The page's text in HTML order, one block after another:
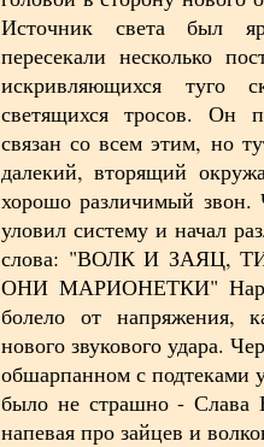
Источник света был
пересекали несколько
искривляющихся туго
светящихся тросов. Он
связан со всем этим, но
далекий, вторящий
хорошо различимый звон.
уловил систему и начал
слова: "ВОЛК И ЗАЯЦ,
ОНИ МАРИОНЕТКИ"
болело от напряжения,
нового звукового удара.
обшарпанном с подтеками
было не страшно -
напевая про зайцев и